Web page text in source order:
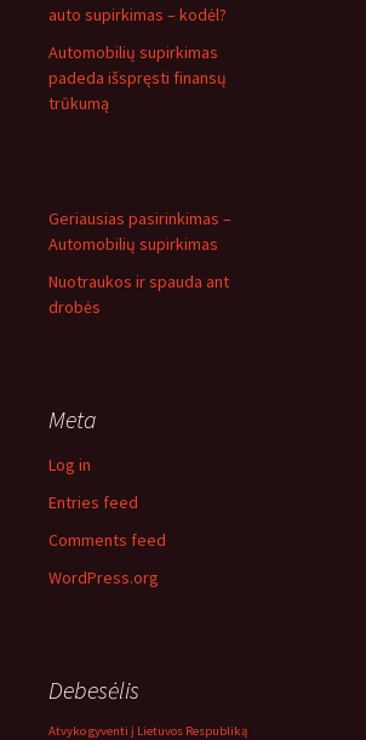
auto supirkimas – kodėl?
Automobilių supirkimas
padeda išspręsti finansų
trūkumą
Geriausias pasirinkimas –
Automobilių supirkimas
Nuotraukos ir spauda ant
drobės
Meta
Log in
Entries feed
Comments feed
WordPress.org
Debesėlis
Atvyko gyventi į Lietuvos Respubliką